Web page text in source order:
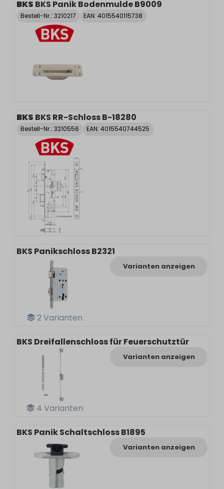
BKS BKS Panik Bodenmulde B9009
Bestell-Nr.: 3210217 EAN: 4015540115738
BKS BKS RR-Schloss B-18280
Bestell-Nr.: 3210556 EAN: 4015540744525
2Varianten
BKS Panikschloss B2321
Varianten anzeigen
4 Varianten
BKS Dreifallenschloss für Feuerschutztür
Varianten anzeigen
BKS Panik Schaltschloss B1895
Varianten anzeigen